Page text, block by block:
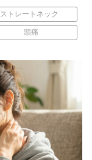
ストレートネック
頭痛